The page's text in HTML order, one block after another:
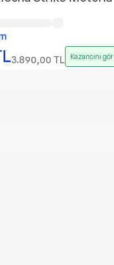
3.890,00 TL Kazancını gör